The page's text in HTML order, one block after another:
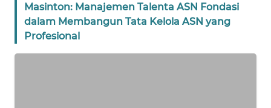
Masinton: Manajemen Talenta ASN Fondasi
dalam Membangun Tata Kelola ASN yang
Profesional
Regional